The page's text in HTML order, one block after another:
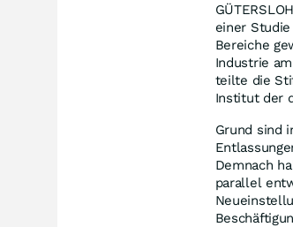
einer
Bereiche
Industrie
teilte die
Institut der
Grund sind
Demnach
parallel